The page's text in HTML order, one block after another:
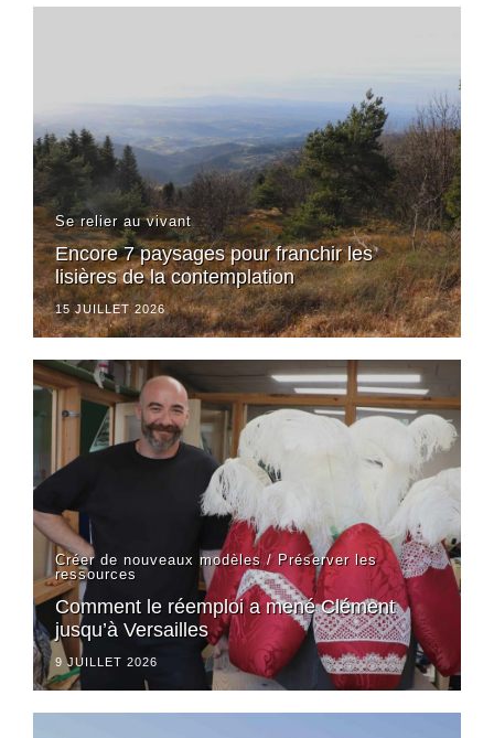
Se relier au vivant
Encore 7 paysages pour franchir les
lisières de la contemplation
15 JUILLET 2026
Créer de nouveaux modèles/ Préserver les
ressources
Comment le réemploi a mené Clément
jusqu’à Versailles
9 JUILLET 2026